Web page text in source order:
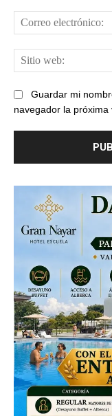
Guardar mi
navegador la próxima